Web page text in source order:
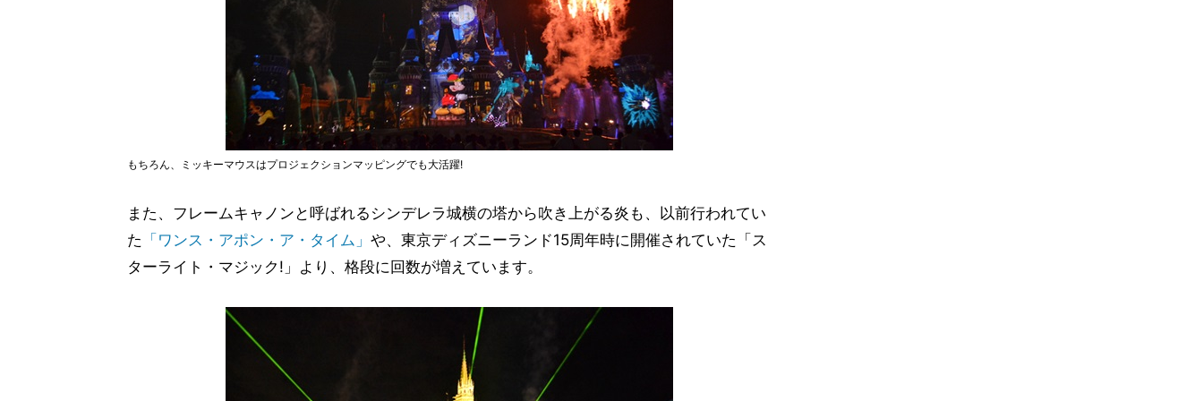
もちろん、ミッキーマウスはプロジェクションマッピングでも大活躍!
また、フレームキャノンと呼ばれるシンデレラ城横の塔から吹き上がる炎も、以前行われてい
た 「ワンス・アポン・ア・タイム」 や、東京ディズニーランド15周年時に開催されていた「ス
ターライト・マジック!」より、格段に回数が増えています。